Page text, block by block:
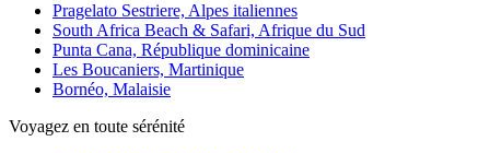
Pragelato Sestriere, Alpes italiennes
South Africa Beach & Safari, Afrique du Sud
Punta Cana, République dominicaine
Les Boucaniers, Martinique
Bornéo, Malaisie
Voyagez en toute sérénité